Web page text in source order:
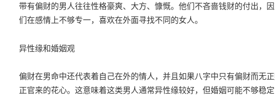
带有偏财的男人往往性格豪爽、大方、慷慨。他们不吝啬钱财的付出，
们在感情上不够专一，喜欢在外面寻找不同的女人。
异性缘和婚姻观
偏财在男命中还代表着自己在外的情人，并且如果八字中只有偏财而无
正官来的花心。这意味着这类男人通常异性缘较好，但婚姻可能不够稳定